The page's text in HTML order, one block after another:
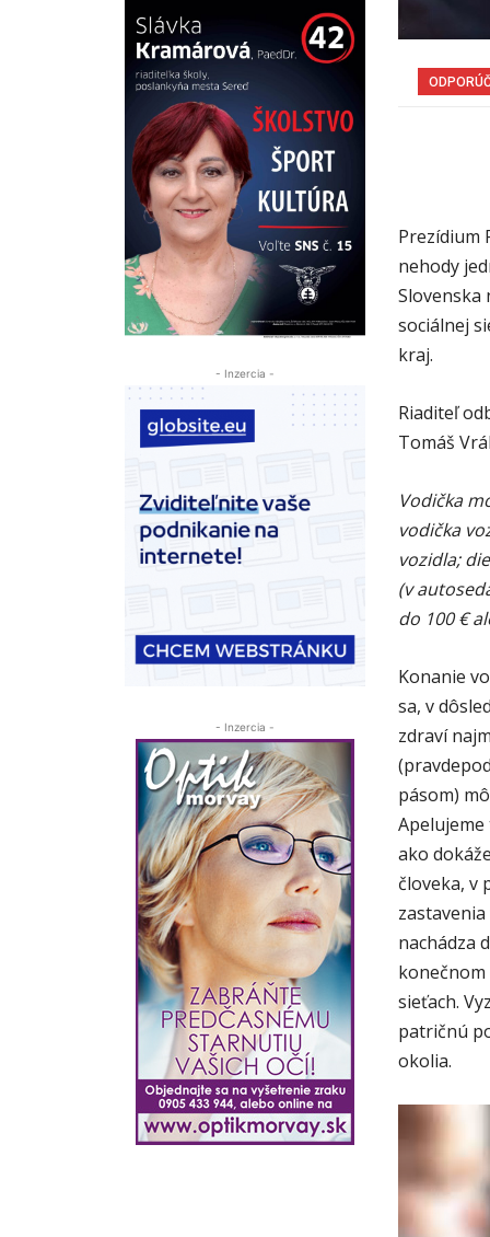
- Inzercia -
- Inzercia -
Prezídium
nehody
Slovenska
sociálnej
kraj.
Riaditeľ
Tomáš
Vodička
vodička
vozidla;
(v
do 100 €
Konanie
sa, v
zdraví
pásom)
ako
človeka, v
nachádza
sieťach.
patričnú
okolia.
i